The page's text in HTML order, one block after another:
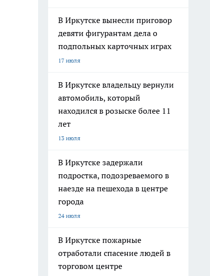
В Иркутске вынесли приговор
девяти фигурантам дела о
подпольных карточных играх
17 июля
В Иркутске владельцу вернули
автомобиль, который
находился в розыске более 11
лет
13 июля
В Иркутске задержали
подростка, подозреваемого в
наезде на пешехода в центре
города
24 июля
В Иркутске пожарные
отработали спасение людей в
торговом центре